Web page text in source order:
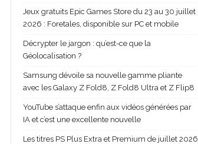
Jeux gratuits Epic Games Store du 23 au 30 juillet
2026 : Foretales, disponible sur PC et mobile
Décrypter le jargon : qu’est-ce que la
Géolocalisation ?
Samsung dévoile sa nouvelle gamme pliante
avec les Galaxy Z Fold8, Z Fold8 Ultra et Z Flip8
YouTube s’attaque enfin aux vidéos générées par
IA et c’est une excellente nouvelle
Les titres PS Plus Extra et Premium de juillet 2026